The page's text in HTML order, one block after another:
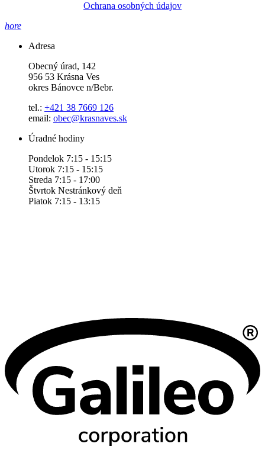
Ochrana osobných údajov
hore
Adresa
Obecný úrad, 142
956 53 Krásna Ves
okres Bánovce n/Bebr.
tel.: +421 38 7669 126
email: obec@krasnaves.sk
Úradné hodiny
Pondelok 7:15 - 15:15
Utorok 7:15 - 15:15
Streda 7:15 - 17:00
Štvrtok Nestránkový deň
Piatok 7:15 - 13:15